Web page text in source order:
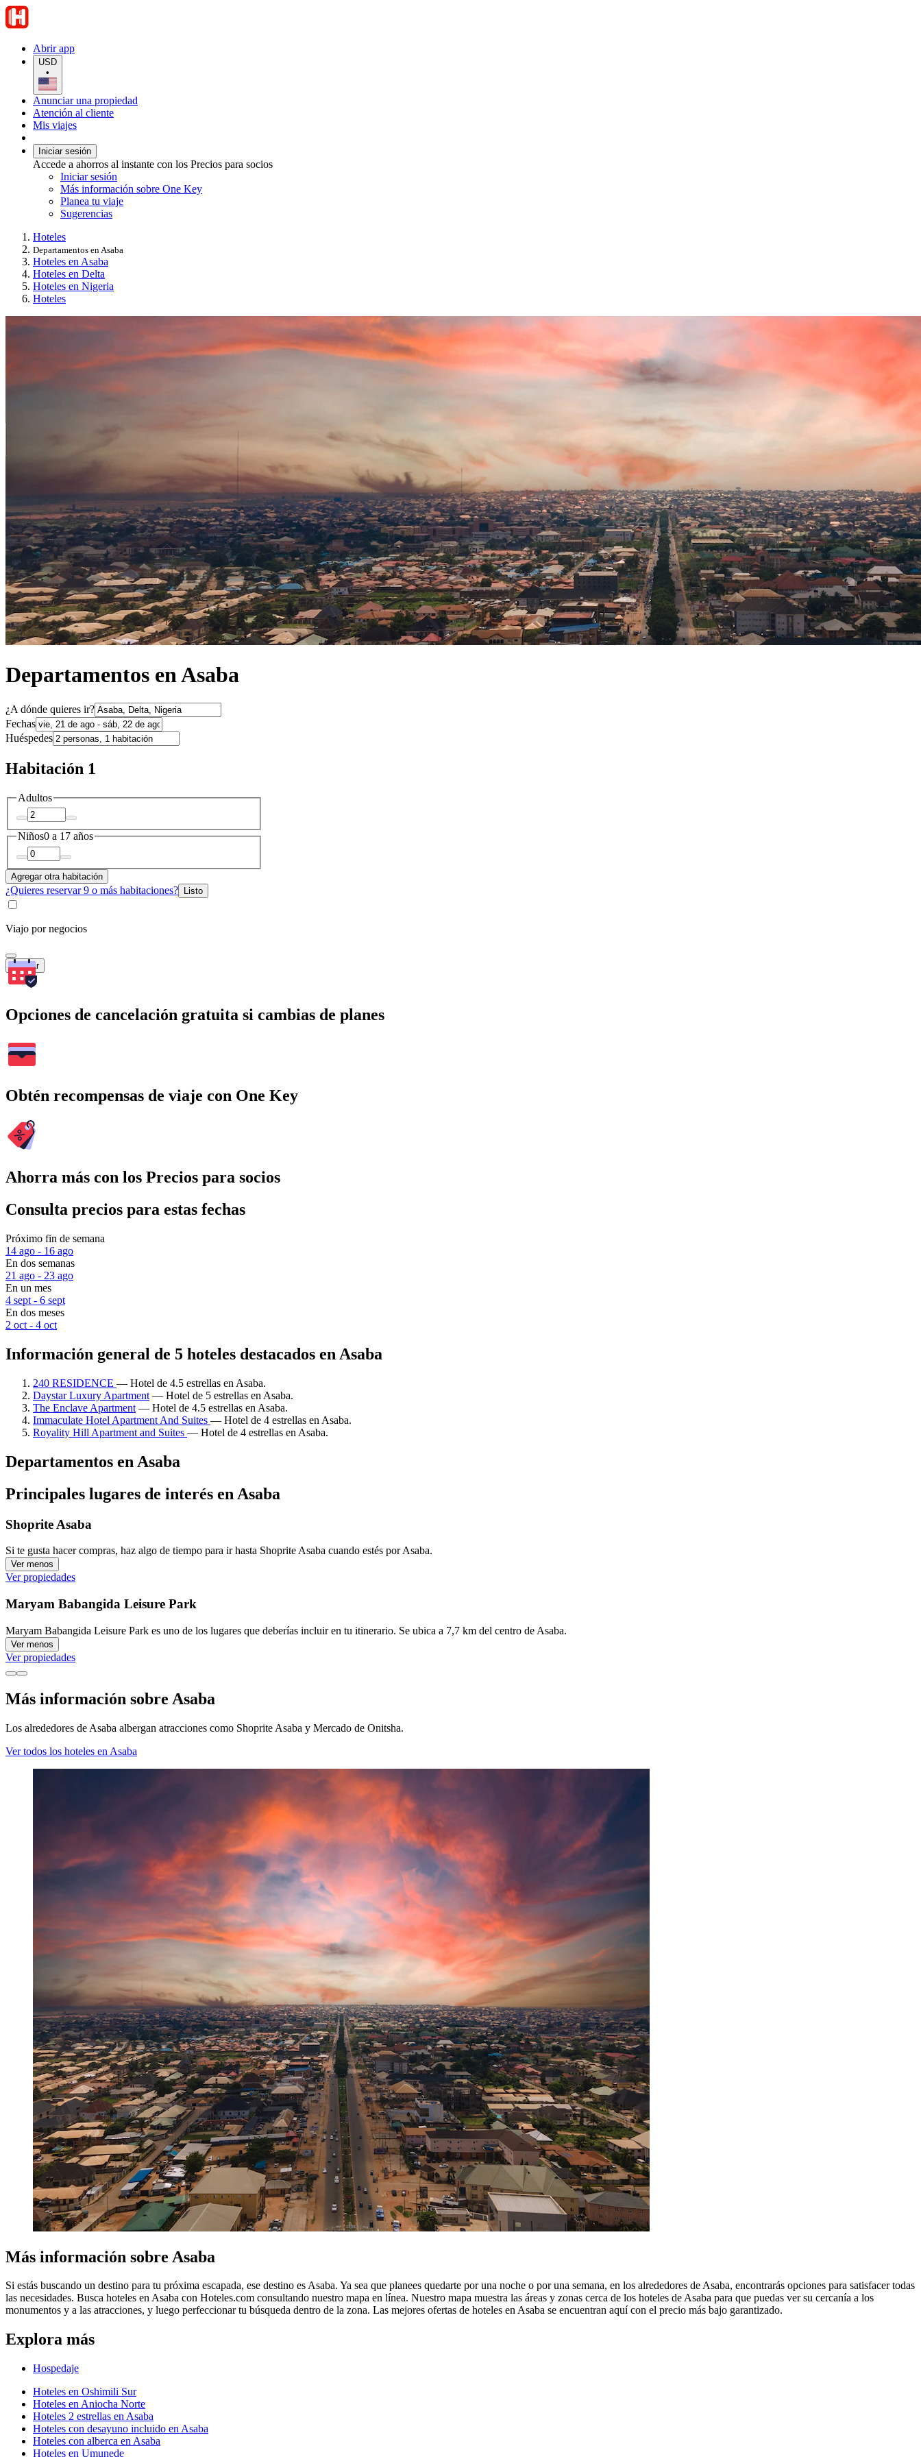
Abrir app
USD
•
Anunciar una propiedad
Atención al cliente
Mis viajes
Iniciar sesión
Accede a ahorros al instante con los Precios para socios
Iniciar sesión
Más información sobre One Key
Planea tu viaje
Sugerencias
Hoteles
Departamentos en Asaba
Hoteles en Asaba
Hoteles en Delta
Hoteles en Nigeria
Hoteles
Departamentos en Asaba
¿A dónde quieres ir?
Fechas
Huéspedes
Habitación 1
Adultos
Niños0 a 17 años
Agregar otra habitación
¿Quieres reservar 9 o más habitaciones? Listo
Viajo por negocios
Buscar
Opciones de cancelación gratuita si cambias de planes
Obtén recompensas de viaje con One Key
Ahorra más con los Precios para socios
Consulta precios para estas fechas
Próximo fin de semana
14 ago - 16 ago
En dos semanas
21 ago - 23 ago
En un mes
4 sept - 6 sept
En dos meses
2 oct - 4 oct
Información general de 5 hoteles destacados en Asaba
240 RESIDENCE — Hotel de 4.5 estrellas en Asaba.
Daystar Luxury Apartment — Hotel de 5 estrellas en Asaba.
The Enclave Apartment — Hotel de 4.5 estrellas en Asaba.
Immaculate Hotel Apartment And Suites — Hotel de 4 estrellas en Asaba.
Royality Hill Apartment and Suites — Hotel de 4 estrellas en Asaba.
Departamentos en Asaba
Principales lugares de interés en Asaba
Shoprite Asaba
Si te gusta hacer compras, haz algo de tiempo para ir hasta Shoprite Asaba cuando estés por Asaba.
Ver menos
Ver propiedades
Maryam Babangida Leisure Park
Maryam Babangida Leisure Park es uno de los lugares que deberías incluir en tu itinerario. Se ubica a 7,7 km del centro de Asaba.
Ver menos
Ver propiedades
Más información sobre Asaba
Los alrededores de Asaba albergan atracciones como Shoprite Asaba y Mercado de Onitsha.
Ver todos los hoteles en Asaba
Más información sobre Asaba
Si estás buscando un destino para tu próxima escapada, ese destino es Asaba. Ya sea que planees quedarte por una noche o por una semana, en los alrededores de Asaba, encontrarás opciones para satisfacer todas
las necesidades. Busca hoteles en Asaba con Hoteles.com consultando nuestro mapa en línea. Nuestro mapa muestra las áreas y zonas cerca de los hoteles de Asaba para que puedas ver su cercanía a los
monumentos y a las atracciones, y luego perfeccionar tu búsqueda dentro de la zona. Las mejores ofertas de hoteles en Asaba se encuentran aquí con el precio más bajo garantizado.
Explora más
Hospedaje
Hoteles en Oshimili Sur
Hoteles en Aniocha Norte
Hoteles 2 estrellas en Asaba
Hoteles con desayuno incluido en Asaba
Hoteles con alberca en Asaba
Hoteles en Umunede